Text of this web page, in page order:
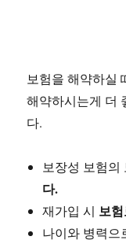
보험을 해약하실
해약하시는게 더
다.
보장성 보험
다.
재가입 시 보
나이와 병력으